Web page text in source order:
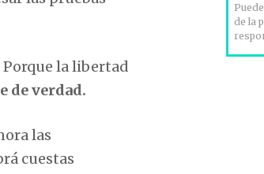
la libertad
de verdad.
las
cuestas
de la